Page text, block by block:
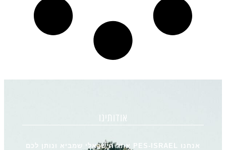
אודותינו
אנחנו PES-ISRAEL אתר הישראלי שמביא ונותן לכם